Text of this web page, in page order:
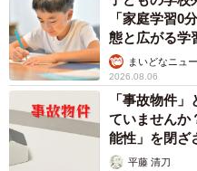
「家庭学習0
態と広がる学
まいどなニュ
2026.08.06
「事故物件
ていませんか
能性」を閉ざ
平藤 清刀